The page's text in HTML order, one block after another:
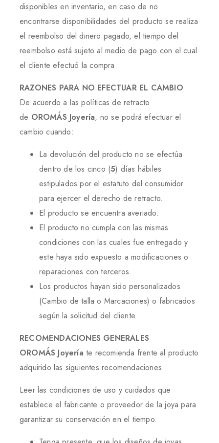
disponibles en inventario, en caso de no
encontrarse disponibilidades del producto se realiza
el reembolso del dinero pagado, el tiempo del
reembolso está sujeto al medio de pago con el cual
el cliente efectuó la compra.
RAZONES PARA NO EFECTUAR EL CAMBIO
De acuerdo a las políticas de retracto
de OROMÁS Joyería, no se podrá efectuar el
cambio cuando:
La devolución del producto no se efectúa
dentro de los cinco (5) días hábiles
estipulados por el estatuto del consumidor
para ejercer el derecho de retracto.
El producto se encuentra averiado.
El producto no cumpla con las mismas
condiciones con las cuales fue entregado y
este haya sido expuesto a modificaciones o
reparaciones con terceros.
Los productos hayan sido personalizados
(Cambio de talla o Marcaciones) o fabricados
según la solicitud del cliente
RECOMENDACIONES GENERALES
OROMÁS Joyería te recomienda frente al producto
adquirido las siguientes recomendaciones
Leer las condiciones de uso y cuidados que
establece el fabricante o proveedor de la joya para
garantizar su conservación en el tiempo.